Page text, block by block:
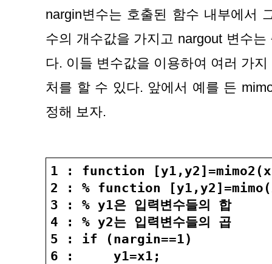
nargin변수는 호출된 함수 내부에서
수의 개수값을 가지고 nargout 변수
다. 이들 변수값을 이용하여 여러 가
처를 할 수 있다. 앞에서 예를 든
정해 보자.
1 : function
2 : % function
3 : % y1은 입력변수들의 합
4 : % y2는 입력변수들의 곱
5 : if (nargin==1)
6 :     y1=x1;